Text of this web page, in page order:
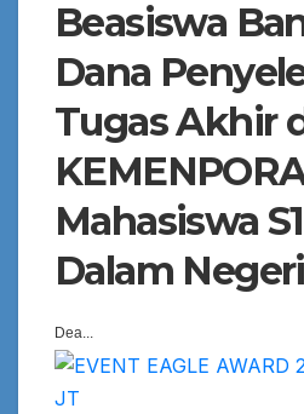
Beasiswa
Dana
Tugas Akhir
Mahasiswa
Dalam Negeri
Dea...